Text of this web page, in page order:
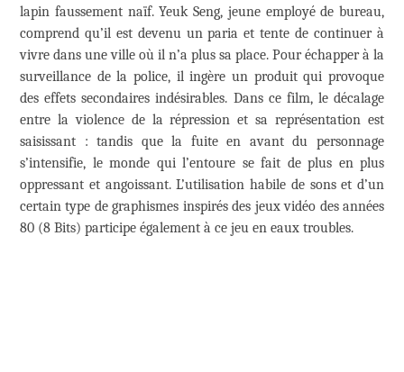
lapin faussement naïf. Yeuk Seng, jeune employé de bureau,
comprend qu’il est devenu un paria et tente de continuer à
vivre dans une ville où il n’a plus sa place. Pour échapper à la
surveillance de la police, il ingère un produit qui provoque
des effets secondaires indésirables. Dans ce film, le décalage
entre la violence de la répression et sa représentation est
saisissant : tandis que la fuite en avant du personnage
s’intensifie, le monde qui l’entoure se fait de plus en plus
oppressant et angoissant. L’utilisation habile de sons et d’un
certain type de graphismes inspirés des jeux vidéo des années
80 (8 Bits) participe également à ce jeu en eaux troubles.